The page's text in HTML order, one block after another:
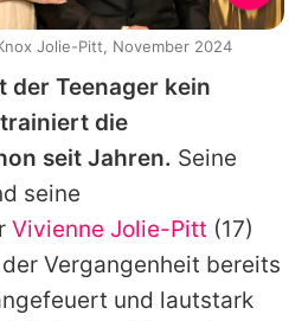
der Teenager kein
die
seit Jahren. Seine
seine
Vivienne Jolie-Pitt (17)
Vergangenheit bereits
und lautstark
Jolie-Pitt, November 2024